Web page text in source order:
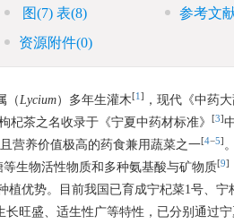
图(7) 表(8) 参考文
资源附件(0)
（Lycium）多年生灌木[1 ]
，现代《中药
杞茶之名收录于《宁夏中药材标准》 [3]
营养价值极高的药食兼用蔬菜之一[4−5]
等生物活性物质和多种氨基酸与矿物质[9]
优势。目前我国已育成宁杞菜1号、宁
长旺盛、适生性广等特性，已分别通过